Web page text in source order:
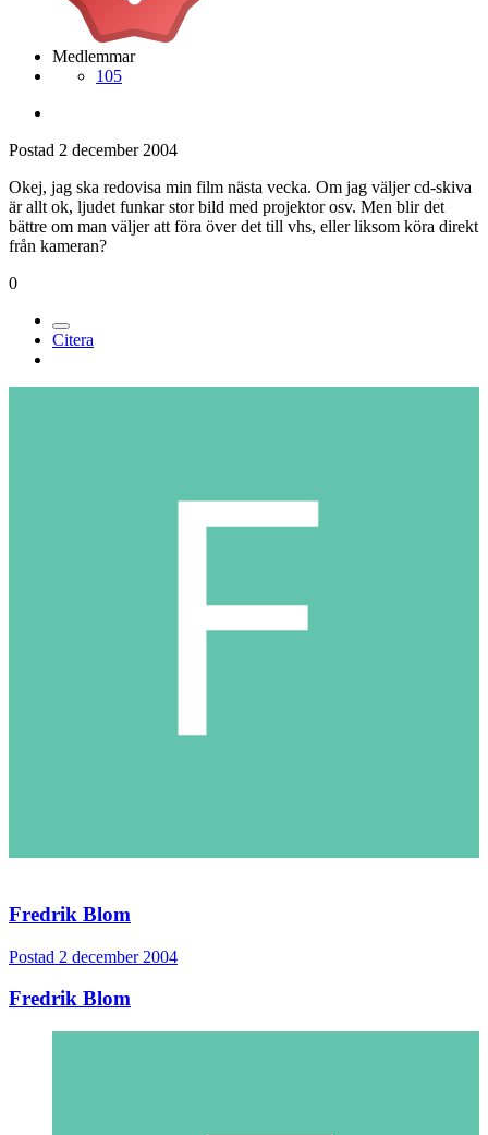
Medlemmar
105
Postad 2 december 2004
Okej, jag ska redovisa min film nästa vecka. Om jag väljer cd-skiva
är allt ok, ljudet funkar stor bild med projektor osv. Men blir det
bättre om man väljer att föra över det till vhs, eller liksom köra direkt
från kameran?
0
Citera
Fredrik Blom
Postad 2 december 2004
Fredrik Blom